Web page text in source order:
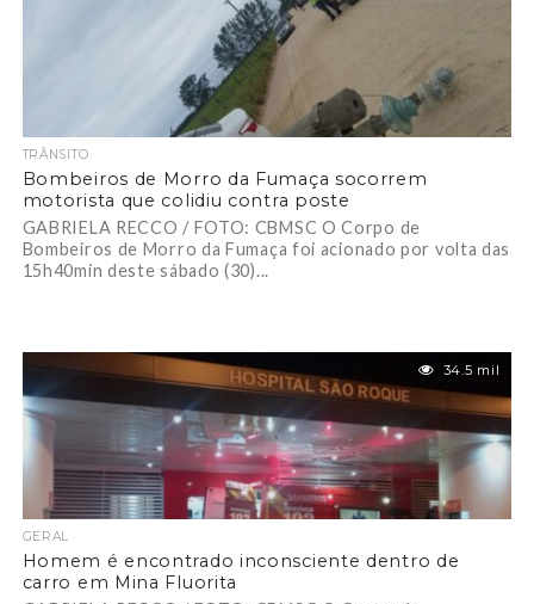
TRÂNSITO
Bombeiros de Morro da Fumaça socorrem
motorista que colidiu contra poste
GABRIELA RECCO / FOTO: CBMSC O Corpo de
Bombeiros de Morro da Fumaça foi acionado por volta das
15h40min deste sábado (30)...
34.5 mil
GERAL
Homem é encontrado inconsciente dentro de
carro em Mina Fluorita